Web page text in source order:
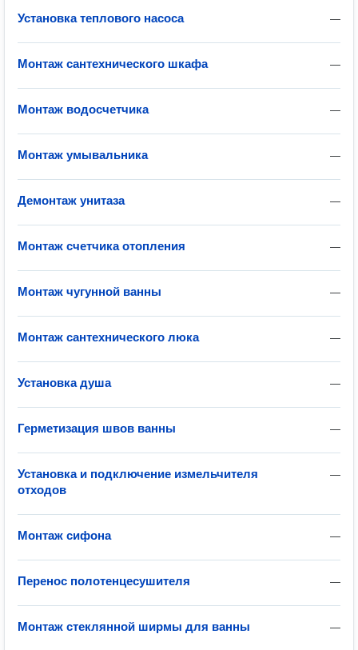
—
Установка теплового насоса
—
Монтаж сантехнического шкафа
—
Монтаж водосчетчика
—
Монтаж умывальника
—
Демонтаж унитаза
—
Монтаж счетчика отопления
—
Монтаж чугунной ванны
—
Монтаж сантехнического люка
—
Установка душа
—
Герметизация швов ванны
—
Установка и подключение измельчителя
отходов
—
Монтаж сифона
—
Перенос полотенцесушителя
—
Монтаж стеклянной ширмы для ванны